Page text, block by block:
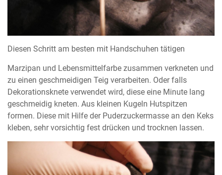
Diesen Schritt am besten mit Handschuhen tätigen
Marzipan und Lebensmittelfarbe zusammen verkneten und
zu einen geschmeidigen Teig verarbeiten. Oder falls
Dekorationsknete verwendet wird, diese eine Minute lang
geschmeidig kneten. Aus kleinen Kugeln Hutspitzen
formen. Diese mit Hilfe der Puderzuckermasse an den Keks
kleben, sehr vorsichtig fest drücken und trocknen lassen.